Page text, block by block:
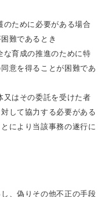
のために必要がある場合
難であるとき
な育成の推進のために特
意を得ることが困難であ
又はその委託を受けた者
して協力する必要がある
により当該事務の遂行に
、偽りその他不正の手段